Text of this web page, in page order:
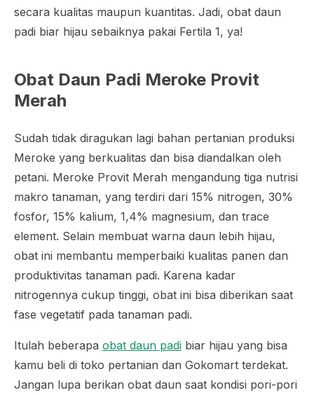
secara kualitas maupun kuantitas. Jadi, obat daun
padi biar hijau sebaiknya pakai Fertila 1, ya!
Obat Daun Padi Meroke Provit
Merah
Sudah tidak diragukan lagi bahan pertanian produksi
Meroke yang berkualitas dan bisa diandalkan oleh
petani. Meroke Provit Merah mengandung tiga nutrisi
makro tanaman, yang terdiri dari 15% nitrogen, 30%
fosfor, 15% kalium, 1,4% magnesium, dan trace
element. Selain membuat warna daun lebih hijau,
obat ini membantu memperbaiki kualitas panen dan
produktivitas tanaman padi. Karena kadar
nitrogennya cukup tinggi, obat ini bisa diberikan saat
fase vegetatif pada tanaman padi.
Itulah beberapa obat daun padi biar hijau yang bisa
kamu beli di toko pertanian dan Gokomart terdekat.
Jangan lupa berikan obat daun saat kondisi pori-pori